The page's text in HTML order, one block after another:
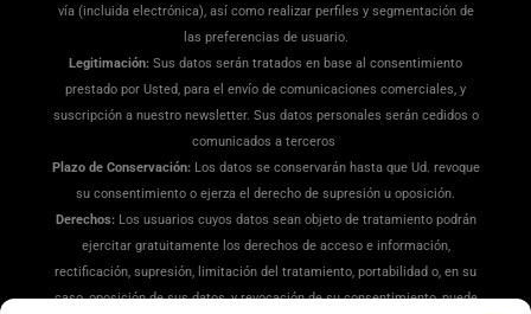
vía (incluida electrónica), así como realizar perfiles y segmentación de
las preferencias de usuario.
Legitimación: Sus datos serán tratados en base al consentimiento
prestado por Usted, para el envío de comunicaciones comerciales, y
suscripción a nuestro newsletter. Sus datos personales serán cedidos o
comunicados a terceros
Plazo de Conservación: Los datos se conservarán hasta que Ud. revoque
su consentimiento o ejerza el derecho de supresión u oposición.
Derechos: Los usuarios cuyos datos sean objeto de tratamiento podrán
ejercitar gratuitamente los derechos de acceso e información,
rectificación, supresión, limitación del tratamiento, portabilidad o, en su
caso, oposición de sus datos, y revocación de su consentimiento, puede